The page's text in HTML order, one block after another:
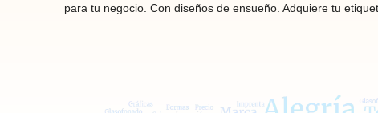
para tu negocio. Con diseños de ensueño. Adquiere tu